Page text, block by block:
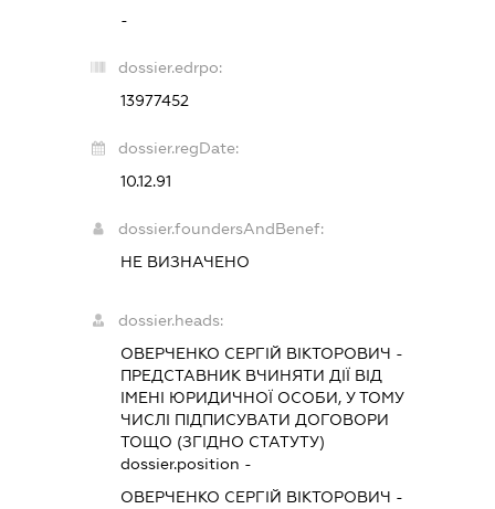
-
dossier.edrpo:
13977452
dossier.regDate:
10.12.91
dossier.foundersAndBenef:
НЕ ВИЗНАЧЕНО
dossier.heads:
ОВЕРЧЕНКО СЕРГІЙ ВІКТОРОВИЧ -
ПРЕДСТАВНИКВЧИНЯТИ ДІЇ ВІД
ІМЕНІ ЮРИДИЧНОЇ ОСОБИ, У ТОМУ
ЧИСЛІ ПІДПИСУВАТИ ДОГОВОРИ
ТОЩО (ЗГІДНО СТАТУТУ)
dossier.position -
ОВЕРЧЕНКО СЕРГІЙ ВІКТОРОВИЧ -